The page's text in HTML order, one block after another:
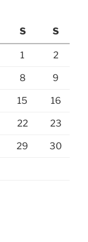
S S
1 2
8 9
15 16
22 23
29 30